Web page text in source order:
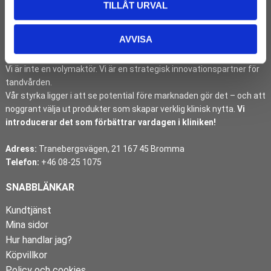
TILLÅT URVAL
AVVISA
I över tre decennier har DentMan identifierat, introducerat och
etablerat banbrytande dentalinnovationer på den svenska
marknaden.
Vi är inte en volymaktör. Vi är en strategisk innovationspartner för
tandvården.
Vår styrka ligger i att se potential före marknaden gör det – och att
noggrant välja ut produkter som skapar verklig klinisk nytta. Vi
introducerar det som förbättrar vardagen i kliniken!
Adress: Tranebergsvägen, 21 167 45 Bromma
Telefon: +46 08-25 1075
SNABBLÄNKAR
Kundtjänst
Mina sidor
Hur handlar jag?
Köpvillkor